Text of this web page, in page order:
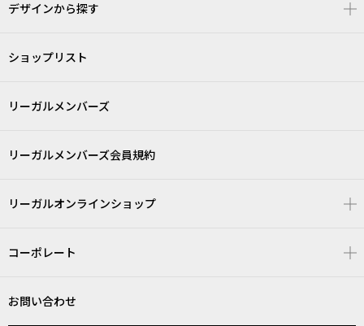
デザインから探す
ショップリスト
リーガルメンバーズ
リーガルメンバーズ会員規約
リーガルオンラインショップ
コーポレート
お問い合わせ